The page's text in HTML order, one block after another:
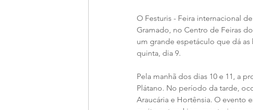
O Festuris - Feira internacional
Gramado, no Centro de Feiras
um grande espetáculo que dá as
quinta, dia 9.
Pela manhã dos dias 10 e 11, a
Plátano. No período da tarde,
Araucária e Hortênsia. O evento